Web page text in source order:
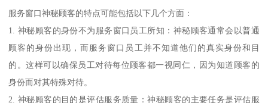
服务窗口神秘顾客的特点可能包括以下几个方面：
1. 神秘顾客的身份不为服务窗口员工所知：神秘顾客通常会以普通
顾客的身份出现，而服务窗口员工并不知道他们的真实身份和目
的。这样可以确保员工对待每位顾客都一视同仁，因为知道顾客的
身份而对其特殊对待。
2. 神秘顾客的目的是评估服务质量：神秘顾客的主要任务是评估服